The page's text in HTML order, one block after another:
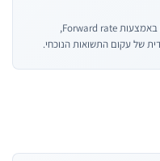
השינויים המשוערים בעוגן אג"ח מחושבים באמצעות Forward rate,
של עקום התשואות הנוכחי.